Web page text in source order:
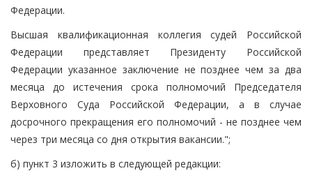
Федерации.
Высшая квалификационная коллегия судей Российской
Федерации представляет Президенту Российской
Федерации указанное заключение не позднее чем за два
месяца до истечения срока полномочий Председателя
Верховного Суда Российской Федерации, а в случае
досрочного прекращения его полномочий - не позднее чем
через три месяца со дня открытия вакансии.";
б) пункт 3 изложить в следующей редакции: